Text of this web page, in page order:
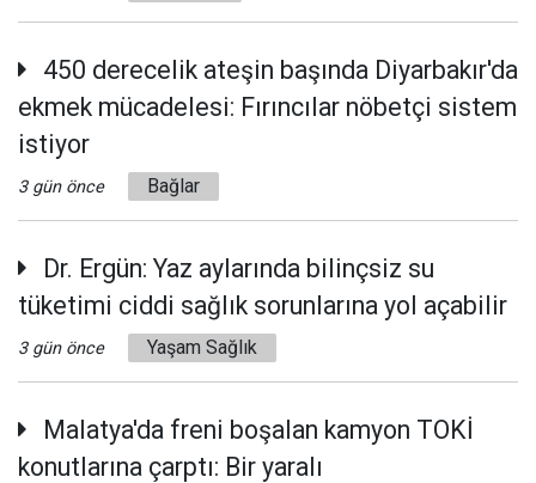
450 derecelik ateşin başında Diyarbakır'da
ekmek mücadelesi: Fırıncılar nöbetçi sistem
istiyor
3 gün önce Bağlar
Dr. Ergün: Yaz aylarında bilinçsiz su
tüketimi ciddi sağlık sorunlarına yol açabilir
3 gün önce Yaşam Sağlık
Malatya'da freni boşalan kamyon TOKİ
konutlarına çarptı: Bir yaralı